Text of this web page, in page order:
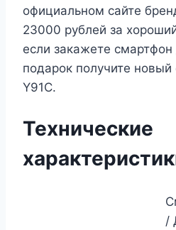
официальном сайте
23000 рублей за
если закажете
подарок получите
Y91C.
Технические
/